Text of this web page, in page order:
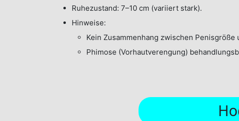
Ruhezustand: 7–10 cm (variiert stark).
Hinweise:
Kein Zusammenhang zwischen Penisgröße
Phimose (Vorhautverengung)